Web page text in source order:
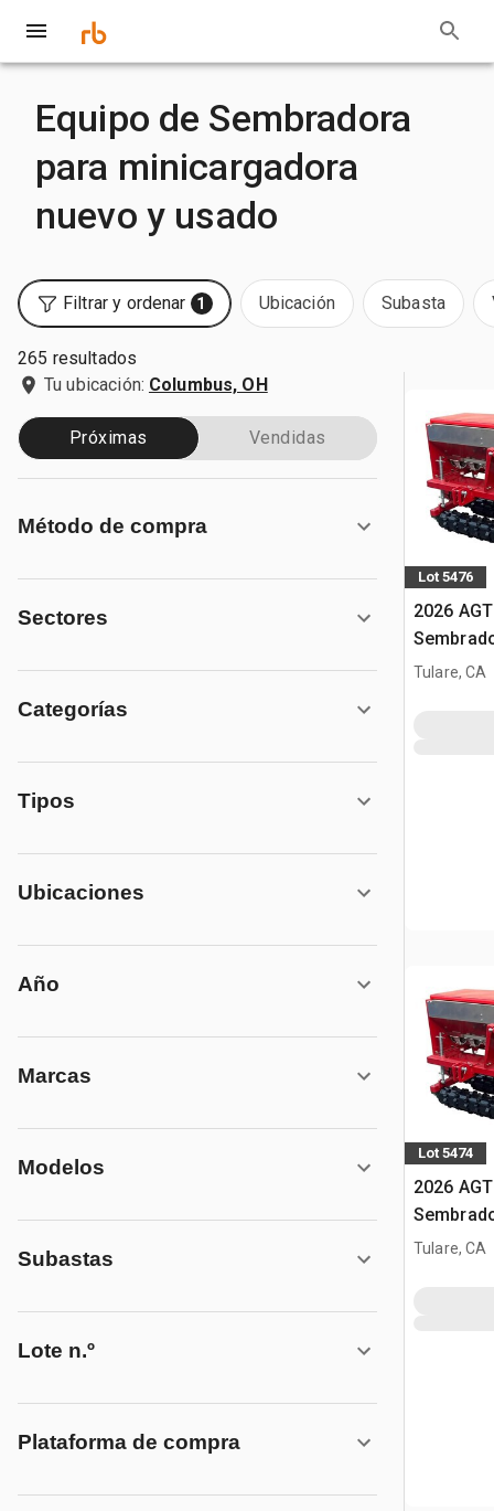
Equipo de Sembradora
para minicargadora
nuevo y usado
Filtrar y ordenar 1 Ubicación Subasta
265 resultados
Tu ubicación: Columbus, OH
Próximas Vendidas
Método de compra
Sectores
Categorías
Tipos
Ubicaciones
Año
Marcas
Modelos
Subastas
Lote n.º
Plataforma de compra
Lot 5476
2026
Tulare, CA
Lot 5474
2026
Tulare, CA